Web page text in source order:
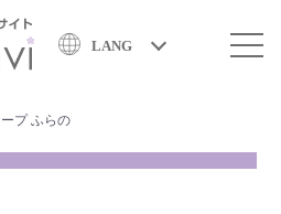
LANG
プ ふらの